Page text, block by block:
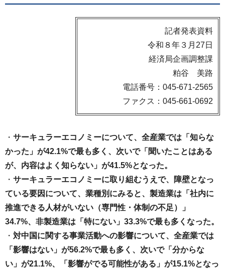
記者発表資料
令和８年３月27日
経済局企画調整課
粕谷 美路
電話番号：045-671-2565
ファクス：045-661-0692
・ サーキュラーエコノミーについて、全産業では「知らな
かった」が42.1%で最も多く、次いで「聞いたことはある
が、内容はよく知らない」が41.5%となった。
・ サーキュラーエコノミーに取り組むうえで、障壁となっ
ている要因について、業種別にみると、製造業は「社内に
推進できる人材がいない（専門性・体制の不足）」
34.7%、非製造業は「特にない」33.3%で最も多くなった。
・ 対中国に関する事業活動への影響について、全産業では
「影響はない」が56.2%で最も多く、次いで「分からな
い」が21.1%、「影響がでる可能性がある」が15.1%となっ